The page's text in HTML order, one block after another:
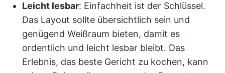
Leicht lesbar: Einfachheit ist der Schlüssel.
Das Layout sollte übersichtlich sein und
genügend Weißraum bieten, damit es
ordentlich und leicht lesbar bleibt. Das
Erlebnis, das beste Gericht zu kochen, kann